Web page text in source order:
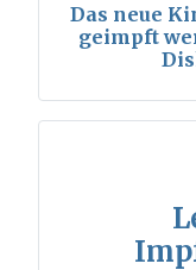
Das neue
geimpft